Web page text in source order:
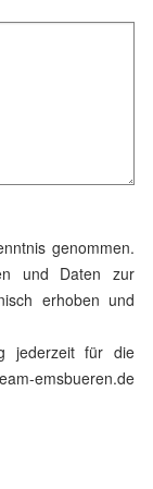
genommen.
und Daten zur
erhoben und
jederzeit für die
emsbueren.de